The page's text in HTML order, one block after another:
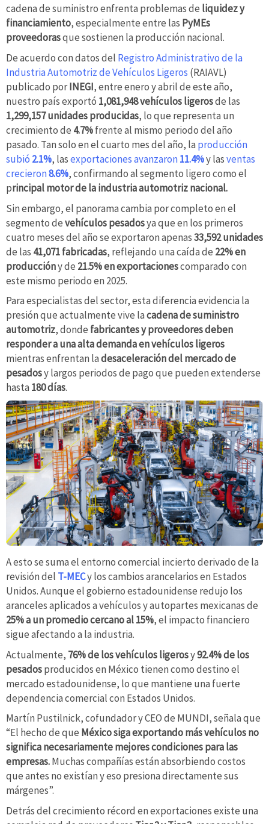
cadena de suministro enfrenta problemas de liquidez y
financiamiento, especialmente entre las PyMEs
proveedorasque sostienen la producción nacional.
De acuerdo con datos del Registro Administrativo de la
Industria Automotriz de Vehículos Ligeros (RAIAVL)
publicado porINEGI, entre enero y abril de este año,
nuestro país exportó 1,081,948 vehículos ligerosde las
1,299,157 unidades producidas, lo que representa un
crecimiento de 4.7%frente al mismo periodo del año
pasado. Tan solo en el cuarto mes del año, la producción
subió 2.1%, lasexportaciones avanzaron11.4%y lasventas
crecieron8.6%, confirmando al segmento ligero como el
principal motor de la industria automotriz nacional.
Sin embargo, el panorama cambia por completo en el
segmento devehículos pesadosya que en los primeros
cuatro meses del año se exportaron apenas33,592 unidades
de las 41,071 fabricadas, reflejando una caída de 22% en
produccióny de 21.5% en exportacionescomparado con
este mismo periodo en 2025.
Para especialistas del sector, esta diferencia evidencia la
presión que actualmente vive lacadena de suministro
automotriz, donde fabricantes y proveedores deben
responder a una alta demanda en vehículos ligeros
mientras enfrentan ladesaceleración del mercado de
pesadosy largos periodos de pago que pueden extenderse
hasta 180 días.
A esto se suma el entorno comercial incierto derivado de la
revisión del T-MECy los cambios arancelarios en Estados
Unidos. Aunque el gobierno estadounidense redujo los
aranceles aplicados a vehículos y autopartes mexicanas de
25% a un promedio cercano al 15%, el impacto financiero
sigue afectando a la industria.
Actualmente, 76% de los vehículos ligerosy92.4% de los
pesadosproducidos en México tienen como destino el
mercado estadounidense, lo que mantiene una fuerte
dependencia comercial con Estados Unidos.
Martín Pustilnick, cofundador y CEO de MUNDI, señala que
“El hecho de que México siga exportando más vehículos no
significa necesariamente mejores condiciones para las
empresas.Muchas compañías están absorbiendo costos
que antes no existían y eso presiona directamente sus
márgenes”.
Detrás del crecimiento récord en exportaciones existe una